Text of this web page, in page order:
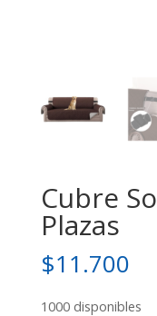
Cubre
Plazas
$11.700
1000 disponibles